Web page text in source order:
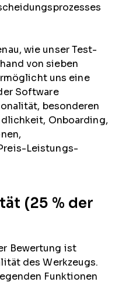
wie unser Test-
von sieben
uns eine
Software
besonderen
Onboarding,
Leistungs-
(25 % der
Bewertung ist
des Werkzeugs.
Funktionen